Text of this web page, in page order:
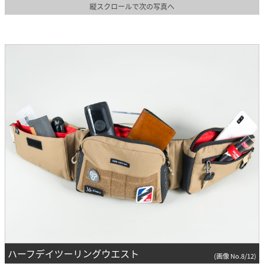
縦スクロールで次の写真へ
ハーフデイツーリングウエスト (画像 No.8/12)